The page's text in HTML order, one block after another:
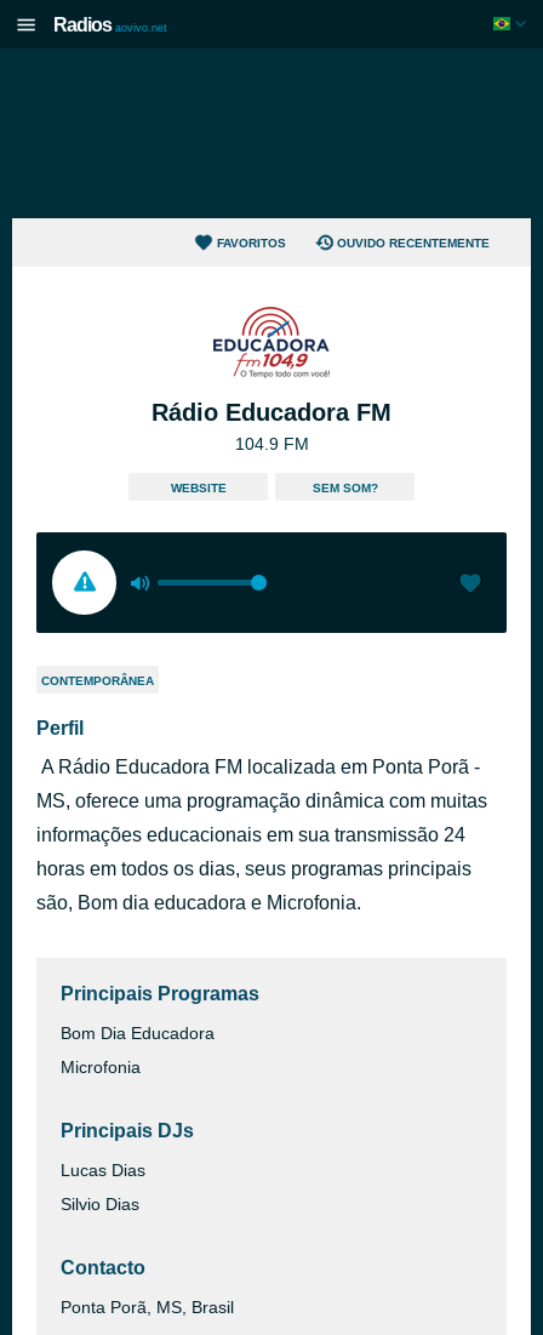
Radios aovivo.net
FAVORITOS OUVIDO RECENTEMENTE
Rádio Educadora FM
104.9 FM
WEBSITE SEM SOM?
CONTEMPORÂNEA
Perfil
A Rádio Educadora FM localizada em Ponta Porã -
MS, oferece uma programação dinâmica com muitas
informações educacionais em sua transmissão 24
horas em todos os dias, seus programas principais
são, Bom dia educadora e Microfonia.
Principais Programas
Bom Dia Educadora
Microfonia
Principais DJs
Lucas Dias
Silvio Dias
Contacto
Ponta Porã, MS, Brasil